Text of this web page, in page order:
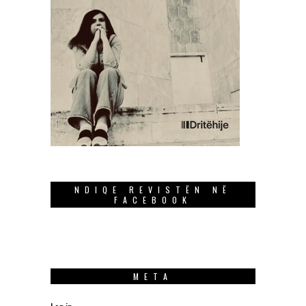
NDIQE REVISTËN NË
FACEBOOK
META